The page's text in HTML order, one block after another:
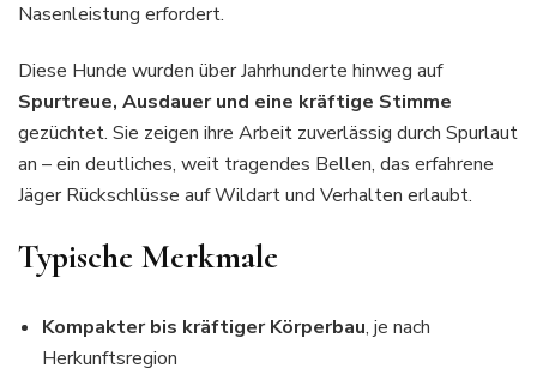
Nasenleistung erfordert.
Diese Hunde wurden über Jahrhunderte hinweg auf
Spurtreue, Ausdauer und eine kräftige Stimme
gezüchtet. Sie zeigen ihre Arbeit zuverlässig durch Spurlaut
an – ein deutliches, weit tragendes Bellen, das erfahrene
Jäger Rückschlüsse auf Wildart und Verhalten erlaubt.
Typische Merkmale
Kompakter bis kräftiger Körperbau, je nach
Herkunftsregion